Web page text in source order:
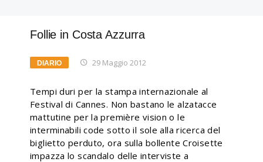
Follie in Costa Azzurra
DIARIO 29 Maggio 2012
Tempi duri per la stampa internazionale al
Festival di Cannes. Non bastano le alzatacce
mattutine per la première vision o le
interminabili code sotto il sole alla ricerca del
biglietto perduto, ora sulla bollente Croisette
impazza lo scandalo delle interviste a